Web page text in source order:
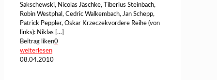
Sakschewski, Nicolas Jäschke, Tiberius Steinbach,
Robin Westphal, Cedric Walkembach, Jan Schepp,
Patrick Peppler, Oskar Krzeczekvordere Reihe (von
links): Niklas […]
Beitrag liken0
weiterlesen
08.04.2010